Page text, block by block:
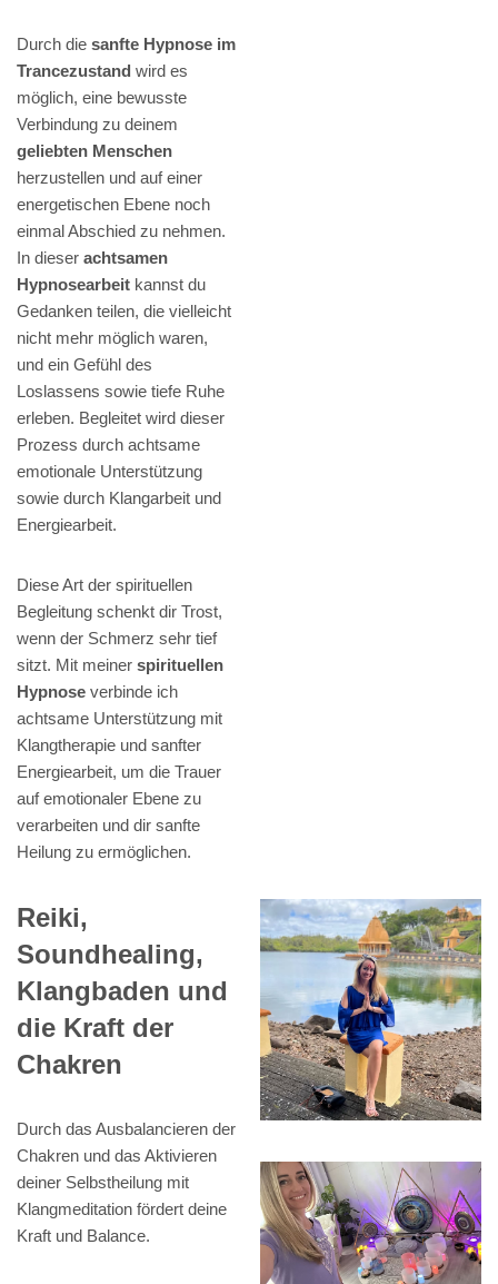
Durch die sanfte Hypnose im
Trancezustand wird es
möglich, eine bewusste
Verbindung zu deinem
geliebten Menschen
herzustellen und auf einer
energetischen Ebene noch
einmal Abschied zu nehmen.
In dieser achtsamen
Hypnosearbeit kannst du
Gedanken teilen, die vielleicht
nicht mehr möglich waren,
und ein Gefühl des
Loslassens sowie tiefe Ruhe
erleben. Begleitet wird dieser
Prozess durch achtsame
emotionale Unterstützung
sowie durch Klangarbeit und
Energiearbeit.
Diese Art der spirituellen
Begleitung schenkt dir Trost,
wenn der Schmerz sehr tief
sitzt. Mit meiner spirituellen
Hypnose verbinde ich
achtsame Unterstützung mit
Klangtherapie und sanfter
Energiearbeit, um die Trauer
auf emotionaler Ebene zu
verarbeiten und dir sanfte
Heilung zu ermöglichen.
Reiki,
Soundhealing,
Klangbaden und
die Kraft der
Chakren
Durch das Ausbalancieren der
Chakren und das Aktivieren
deiner Selbstheilung mit
Klangmeditation fördert deine
Kraft und Balance.